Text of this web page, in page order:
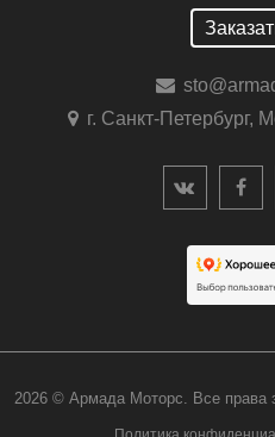
г. Санкт-Петербург,
2026 © Армада